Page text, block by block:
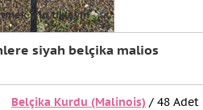
için tıklayın
siyah belçika malios
Belçika Kurdu (Malinois) / 48 Adet